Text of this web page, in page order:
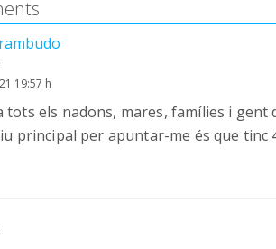
19:57 h
tots els nadons, mares, famílies i gent
principal per apuntar-me és que tinc